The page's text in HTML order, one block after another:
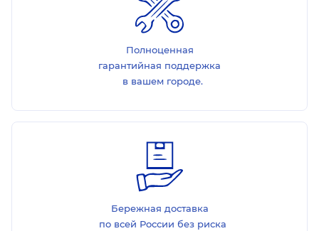
Полноценная
гарантийная поддержка
в вашем городе.
Бережная доставка
по всей России без риска